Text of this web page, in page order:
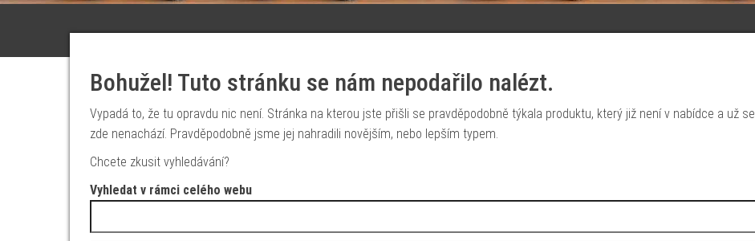
Bohužel! Tuto stránku se nám nepodařilo nalézt.
Vypadá to, že tu opravdu nic není. Stránka na kterou jste přišli se pravděpodobně týkala produktu, který již není v nabídce a už se
zde nenachází. Pravděpodobně jsme jej nahradili novějším, nebo lepším typem.
Chcete zkusit vyhledávání?
Vyhledat v rámci celého webu